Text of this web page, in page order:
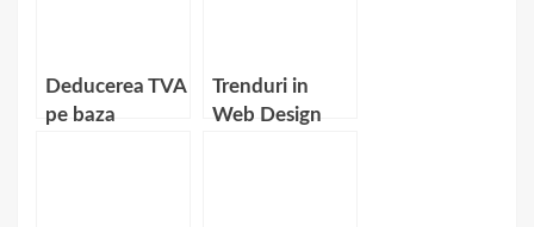
Deducerea TVA
pe baza
Trenduri in
Web Design